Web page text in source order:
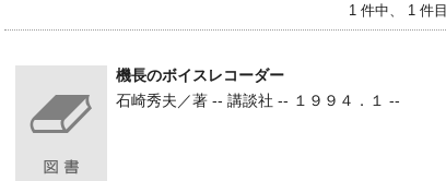
1 件中、 1 件目
機長のボイスレコーダー
石崎秀夫／著 -- 講談社 -- １９９４．１ --